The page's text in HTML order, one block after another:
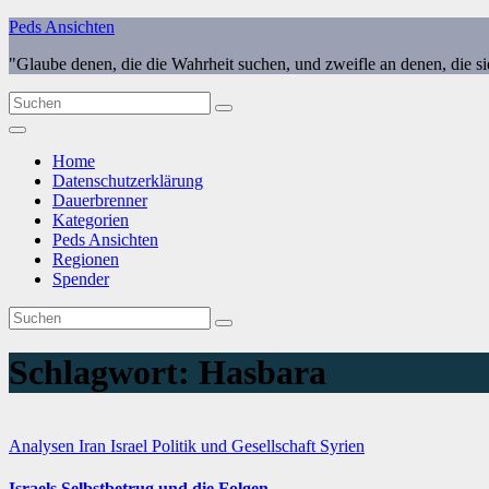
Zum
springen
Peds Ansichten
"Glaube denen, die die Wahrheit suchen, und zweifle an denen, die
Home
Datenschutzerklärung
Dauerbrenner
Kategorien
Peds Ansichten
Regionen
Spender
Schlagwort: Hasbara
Analysen Iran Israel Politik und Gesellschaft Syrien